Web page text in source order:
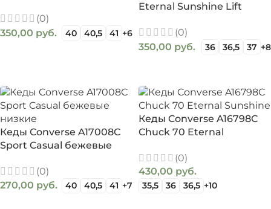
(0)
350,00 руб. 40 40,5 41 +6
Eternal Sunshine Lift
(0)
350,00 руб. 36 36,5 37 +8
Кеды Converse A17008C
Sport Casual бежевые
(0)
270,00 руб. 40 40,5 41 +7
Кеды Converse A16798C
Chuck 70 Eternal
(0)
430,00 руб.
35,5 36 36,5 +10